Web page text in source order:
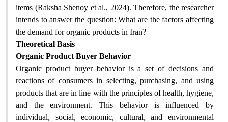
items (Raksha Shenoy et al., 2024). Therefore, the researcher
intends to answer the question: What are the factors affecting
the demand for organic products in Iran?
Theoretical Basis
Organic Product Buyer Behavior
Organic product buyer behavior is a set of decisions and
reactions of consumers in selecting, purchasing, and using
products that are in line with the principles of health, hygiene,
and the environment. This behavior is influenced by
individual, social, economic, cultural, and environmental